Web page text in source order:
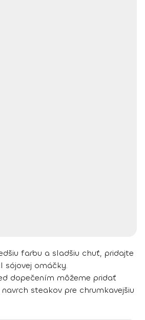
farbu a sladšiu chuť, pridajte
sójovej omáčky.
dopečením môžeme pridať
steakov pre chrumkavejšiu